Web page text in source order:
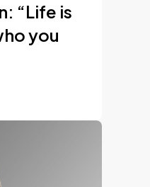
“Life is
you